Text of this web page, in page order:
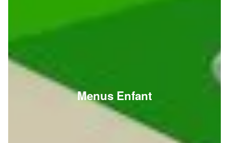
Menus Enfant